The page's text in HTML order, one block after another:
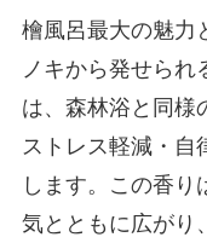
檜風呂最大の魅力
ノキから発せら
は、森林浴と同様
ストレス軽減・
します。この香
気とともに広がり